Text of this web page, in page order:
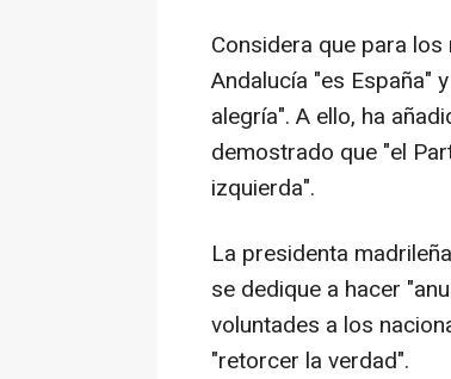
Considera que para
Andalucía "es España"
alegría". A ello, ha
demostrado que "el
izquierda".
La presidenta
se dedique a hacer
voluntades a los
"retorcer la verdad".